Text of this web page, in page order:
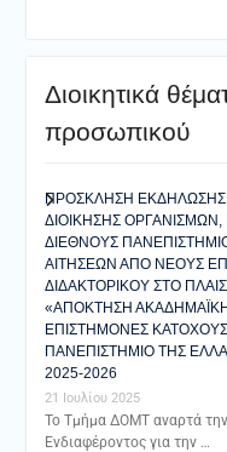
Διοικητικά
προσωπικού
ΠΡΟΣΚΛΗΣΗ
ΔΙΟΙΚΗΣΗΣ
ΔΙΕΘΝΟΥΣ
ΑΙΤΗΣΕΩΝ ΑΠΟ ΝΕΟΥΣ
ΔΙΔΑΚΤΟΡΙΚΟΥ ΣΤΟ
«ΑΠΟΚΤΗΣΗ
ΕΠΙΣΤΗΜΟΝΕΣ
ΠΑΝΕΠΙΣΤΗΜΙΟ ΤΗΣ
2025-2026
21 Ιουλίου 2025
Το Τμήμα ΔΟΜΤ αναρτά
Ενδιαφέροντος για την …